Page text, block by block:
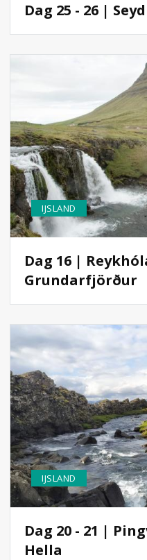
Dag 25 - 26 |
IJSLAND
Dag 16 |
Grundarfjörður
IJSLAND
Dag 20 - 21 |
Hella